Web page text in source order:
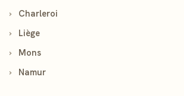
›
Charleroi
›
Liège
›
Mons
›
Namur